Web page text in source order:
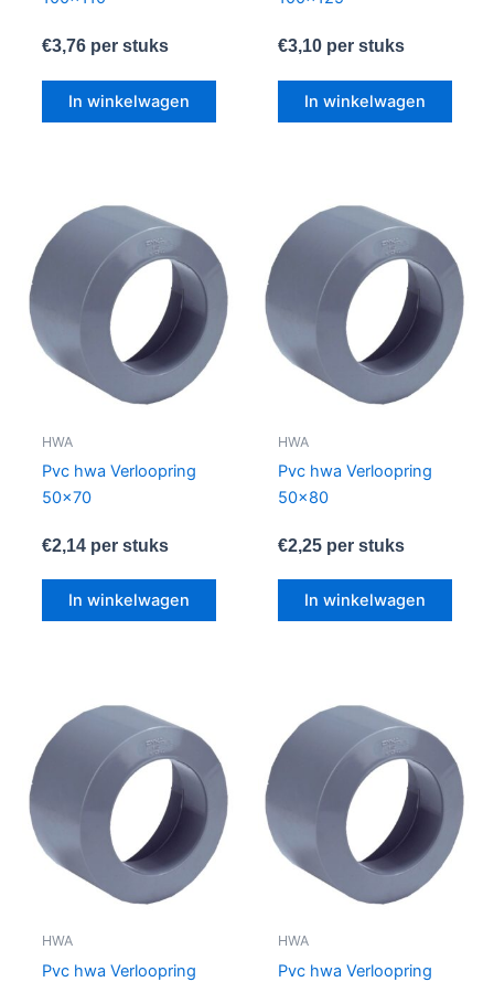
€3,76per stuks
In winkelwagen
€3,10per stuks
In winkelwagen
HWA
Pvc hwa Verloopring
50×70
€2,14per stuks
In winkelwagen
HWA
Pvc hwa Verloopring
50×80
€2,25per stuks
In winkelwagen
HWA
Pvc hwa Verloopring
HWA
Pvc hwa Verloopring